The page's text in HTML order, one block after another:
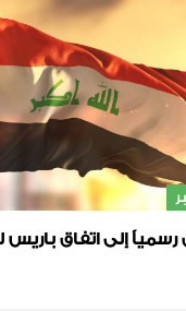
رسمياً إلى اتفاق باريس